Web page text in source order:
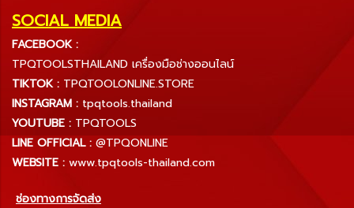
SOCIAL MEDIA
FACEBOOK :
TPQTOOLSTHAILAND เครื่องมือช่างออนไลน์
TIKTOK : TPQTOOLONLINE.STORE
INSTAGRAM : tpqtools.thailand
YOUTUBE : TPQTOOLS
LINE OFFICIAL : @TPQONLINE
WEBSITE : www.tpqtools-thailand.com
ช่องทางการจัดส่ง